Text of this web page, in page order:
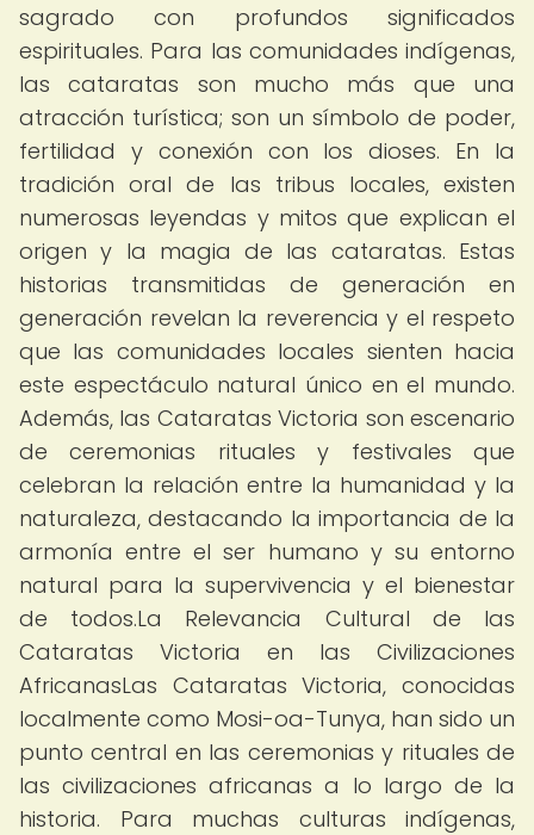
sagrado con profundos significados
espirituales. Para las comunidades indígenas,
las cataratas son mucho más que una
atracción turística; son un símbolo de poder,
fertilidad y conexión con los dioses. En la
tradición oral de las tribus locales, existen
numerosas leyendas y mitos que explican el
origen y la magia de las cataratas. Estas
historias transmitidas de generación en
generación revelan la reverencia y el respeto
que las comunidades locales sienten hacia
este espectáculo natural único en el mundo.
Además, las Cataratas Victoria son escenario
de ceremonias rituales y festivales que
celebran la relación entre la humanidad y la
naturaleza, destacando la importancia de la
armonía entre el ser humano y su entorno
natural para la supervivencia y el bienestar
de todos.La Relevancia Cultural de las
Cataratas Victoria en las Civilizaciones
AfricanasLas Cataratas Victoria, conocidas
localmente como Mosi-oa-Tunya, han sido un
punto central en las ceremonias y rituales de
las civilizaciones africanas a lo largo de la
historia. Para muchas culturas indígenas,